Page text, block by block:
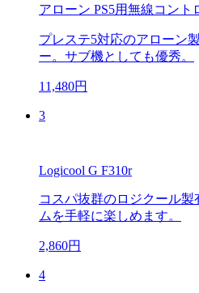
アローン PS5用無線コント
プレステ5対応のアローン
ー。サブ機としても優秀。
11,480円
3
Logicool G F310r
コスパ抜群のロジクール
ムを手軽に楽しめます。
2,860円
4